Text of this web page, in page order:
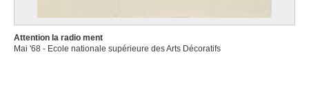
Attention la radio ment
Mai '68 - Ecole nationale supérieure des Arts Décoratifs